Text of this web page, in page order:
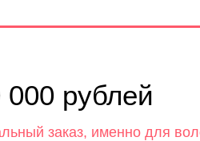
рублей
заказ, именно для